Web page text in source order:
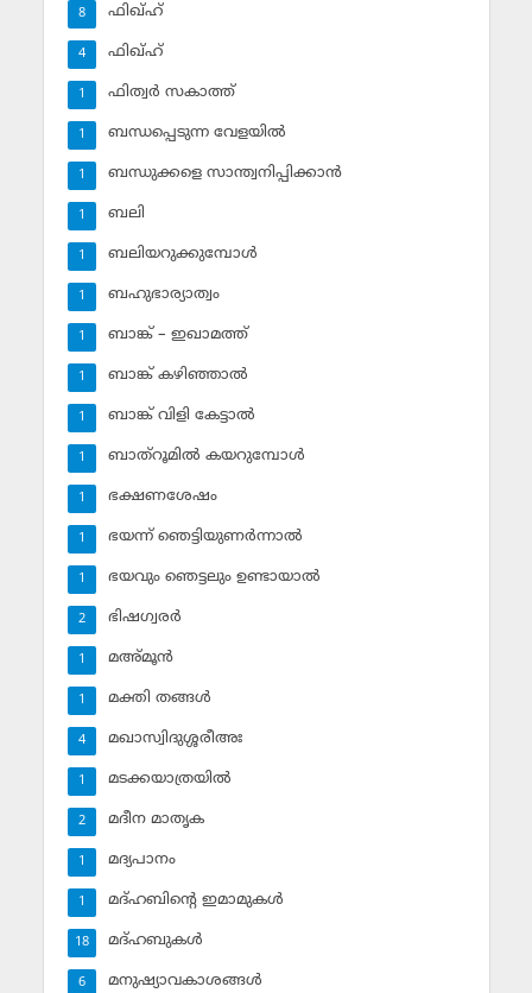
ഫിഖ്ഹ്
8
ഫിഖ്ഹ്‌
4
ഫിത്വര്‍ സകാത്ത്‌
1
ബന്ധപ്പെടുന്ന വേളയില്‍
1
ബന്ധുക്കളെ സാന്ത്വനിപ്പിക്കാന്‍
1
ബലി
1
ബലിയറുക്കുമ്പോള്‍
1
ബഹുഭാര്യാത്വം
1
ബാങ്ക് – ഇഖാമത്ത്
1
ബാങ്ക് കഴിഞ്ഞാല്‍
1
ബാങ്ക് വിളി കേട്ടാല്‍
1
ബാത്‌റൂമില്‍ കയറുമ്പോള്‍
1
ഭക്ഷണശേഷം
1
ഭയന്ന് ഞെട്ടിയുണര്‍ന്നാല്‍
1
ഭയവും ഞെട്ടലും ഉണ്ടായാല്‍
1
ഭിഷഗ്വരര്‍
2
മഅ്മൂന്‍
1
മക്തി തങ്ങള്‍
1
മഖാസ്വിദുശ്ശരീഅഃ
4
മടക്കയാത്രയില്‍
1
മദീന മാതൃക
2
മദ്യപാനം
1
മദ്ഹബിന്റെ ഇമാമുകള്‍
1
മദ്ഹബുകള്‍
18
മനുഷ്യാവകാശങ്ങള്‍
6